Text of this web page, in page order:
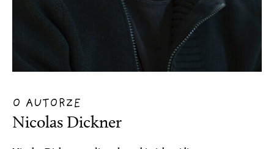
O AUTORZE
Nicolas Dickner